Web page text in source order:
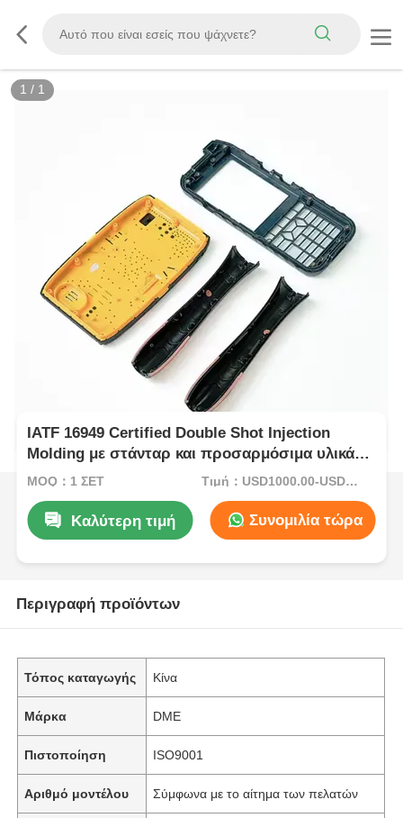
1 / 1
IATF 16949 Certified Double Shot Injection
Molding με στάνταρ και προσαρμόσιμα υλικά
HASCO
MOQ：1 ΣΕΤ Τιμή：USD1000.00-USD5000.00
Καλύτερη τιμή Συνομιλία τώρα
Περιγραφή προϊόντων
Τόπος καταγωγής Κίνα
Μάρκα DME
Πιστοποίηση ISO9001
Αριθμό μοντέλου Σύμφωνα με το αίτημα των πελατών